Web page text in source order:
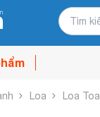
Loa Loa Toa